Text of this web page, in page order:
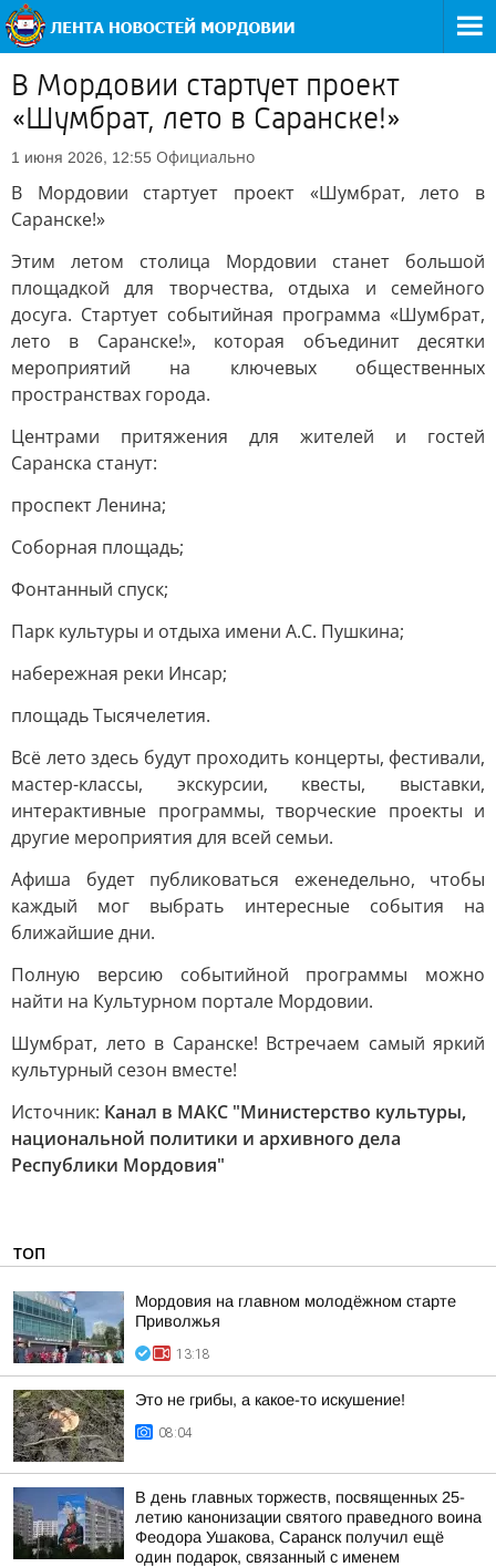
В Мордовии стартует проект
«Шумбрат, лето в Саранске!»
1 июня 2026, 12:55 Официально
В Мордовии стартует проект «Шумбрат, лето в
Саранске!»
Этим летом столица Мордовии станет большой
площадкой для творчества, отдыха и семейного
досуга. Стартует событийная программа «Шумбрат,
лето в Саранске!», которая объединит десятки
мероприятий на ключевых общественных
пространствах города.
Центрами притяжения для жителей и гостей
Саранска станут:
проспект Ленина;
Соборная площадь;
Фонтанный спуск;
Парк культуры и отдыха имени А.С. Пушкина;
набережная реки Инсар;
площадь Тысячелетия.
Всё лето здесь будут проходить концерты, фестивали,
мастер-классы, экскурсии, квесты, выставки,
интерактивные программы, творческие проекты и
другие мероприятия для всей семьи.
Афиша будет публиковаться еженедельно, чтобы
каждый мог выбрать интересные события на
ближайшие дни.
Полную версию событийной программы можно
найти на Культурном портале Мордовии.
Шумбрат, лето в Саранске! Встречаем самый яркий
культурный сезон вместе!
Источник: Канал в МАКС "Министерство культуры,
национальной политики и архивного дела
Республики Мордовия"
ТОП
Мордовия на главном молодёжном старте
Приволжья
13:18
Это не грибы, а какое-то искушение!
08:04
В день главных торжеств, посвященных 25-
летию канонизации святого праведного воина
Феодора Ушакова, Саранск получил ещё
один подарок, связанный с именем